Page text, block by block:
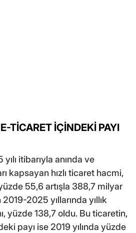
TİCARET İÇİNDEKİ PAYI
itibarıyla anında ve
kapsayan hızlı ticaret hacmi,
55,6 artışla 388,7 milyar
2025 yıllarında yıllık
yüzde 138,7 oldu. Bu ticaretin,
payı ise 2019 yılında yüzde